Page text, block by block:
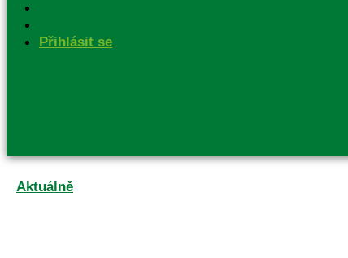
Přihlásit se
Aktuálně